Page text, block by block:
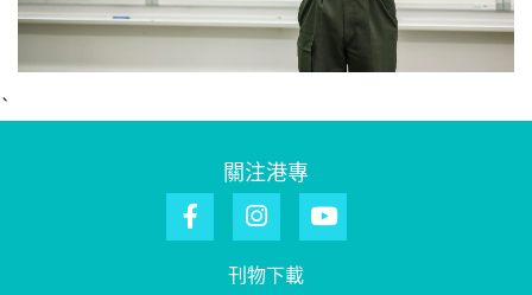
`
關注港專
刊物下載